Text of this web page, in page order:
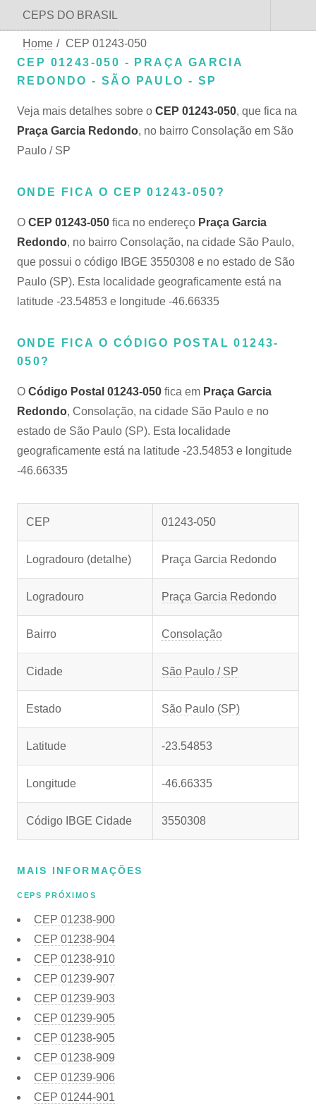
CEPS DO BRASIL
Home / CEP 01243-050
CEP 01243-050 - PRAÇA GARCIA
REDONDO - SÃO PAULO - SP
Veja mais detalhes sobre o CEP 01243-050, que fica na
Praça Garcia Redondo, no bairro Consolação em São
Paulo / SP
ONDE FICA O CEP 01243-050?
O CEP 01243-050 fica no endereço Praça Garcia
Redondo, no bairro Consolação, na cidade São Paulo,
que possui o código IBGE 3550308 e no estado de São
Paulo (SP). Esta localidade geograficamente está na
latitude -23.54853 e longitude -46.66335
ONDE FICA O CÓDIGO POSTAL 01243-
050?
O Código Postal 01243-050 fica em Praça Garcia
Redondo, Consolação, na cidade São Paulo e no
estado de São Paulo (SP). Esta localidade
geograficamente está na latitude -23.54853 e longitude
-46.66335
CEP 01243-050
Logradouro (detalhe) Praça Garcia Redondo
Logradouro Praça Garcia Redondo
Bairro Consolação
Cidade São Paulo / SP
Estado São Paulo (SP)
Latitude -23.54853
Longitude -46.66335
Código IBGE Cidade 3550308
MAIS INFORMAÇÕES
CEPS PRÓXIMOS
CEP 01238-900
CEP 01238-904
CEP 01238-910
CEP 01239-907
CEP 01239-903
CEP 01239-905
CEP 01238-905
CEP 01238-909
CEP 01239-906
CEP 01244-901